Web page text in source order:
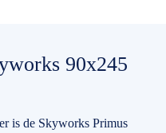
90x245
is de Skyworks Primus